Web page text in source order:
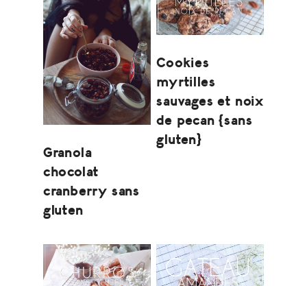
Granola
chocolat
cranberry sans
gluten
Cookies
myrtilles
sauvages et noix
de pecan {sans
gluten}